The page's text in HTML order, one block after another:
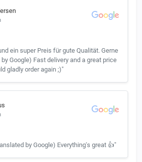
ein super Preis für gute Qualität. Gerne
Google) Fast delivery and a great price
gladly order again ;)"
by Google) Everything's great 👍"